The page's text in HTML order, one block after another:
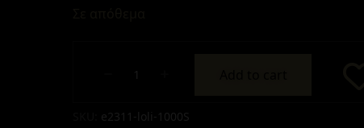
Alternative:
e2311-loli-1000S